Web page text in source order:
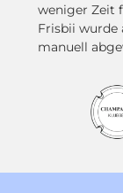
weniger Zeit
Frisbii wurde
manuell